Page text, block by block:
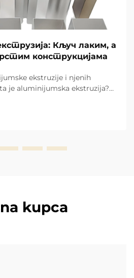
Кључ лаким, а
конструкцијама
ekstruzije i njenih
je aluminijumska ekstruzija?
sirovog aluminijuma u
potiskivanjem vrućih biljeta
kupca